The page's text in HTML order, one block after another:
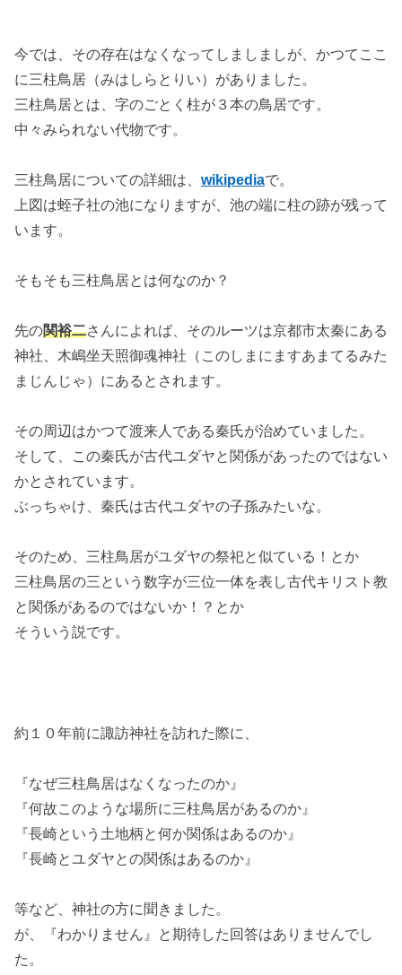
今では、その存在はなくなってしましましが、かつてここ
に三柱鳥居（みはしらとりい）がありました。
三柱鳥居とは、字のごとく柱が３本の鳥居です。
中々みられない代物です。
三柱鳥居についての詳細は、 wikipediaで。
上図は蛭子社の池になりますが、池の端に柱の跡が残って
います。
そもそも三柱鳥居とは何なのか？
先の関裕二さんによれば、そのルーツは京都市太秦にある
神社、木嶋坐天照御魂神社（このしまにますあまてるみた
まじんじゃ）にあるとされます。
その周辺はかつて渡来人である秦氏が治めていました。
そして、この秦氏が古代ユダヤと関係があったのではない
かとされています。
ぶっちゃけ、秦氏は古代ユダヤの子孫みたいな。
そのため、三柱鳥居がユダヤの祭祀と似ている！とか
三柱鳥居の三という数字が三位一体を表し古代キリスト教
と関係があるのではないか！？とか
そういう説です。
約１０年前に諏訪神社を訪れた際に、
『なぜ三柱鳥居はなくなったのか』
『何故このような場所に三柱鳥居があるのか』
『長崎という土地柄と何か関係はあるのか』
『長崎とユダヤとの関係はあるのか』
等など、神社の方に聞きました。
が、『わかりません』と期待した回答はありませんでし
た。